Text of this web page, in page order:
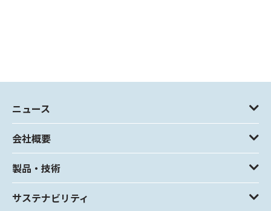
ニュース
会社概要
製品・技術
サステナビリティ